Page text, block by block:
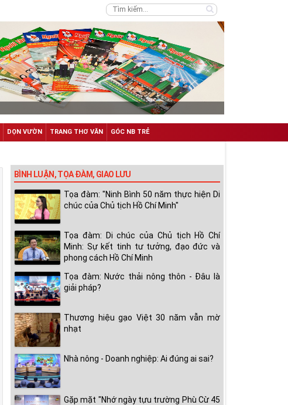
DỌN VƯỜN TRANG THƠ VĂN GÓC NB TRẺ
BÌNH LUẬN, TỌA ĐÀM, GIAO LƯU
Tọa đàm: "Ninh Bình 50 năm thực hiện Di
chúc của Chủ tịch Hồ Chí Minh"
Tọa đàm: Di chúc của Chủ tịch Hồ Chí
Minh: Sự kết tinh tư tưởng, đạo đức và
phong cách Hồ Chí Minh
Tọa đàm: Nước thải nông thôn - Đâu là
giải pháp?
Thương hiệu gạo Việt 30 năm vẫn mờ
nhạt
Nhà nông - Doanh nghiệp: Ai đúng ai sai?
Gặp mặt "Nhớ ngày tựu trường Phù Cừ 45